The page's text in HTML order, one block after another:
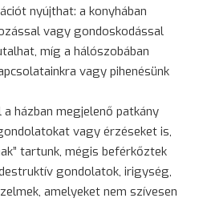
nyújthat: a konyhában
vagy gondoskodással
míg a hálószobában
vagy pihenésünk
házban megjelenő patkány
vagy érzéseket is,
tartunk, mégis beférkőztek
gondolatok, irigység,
amelyeket nem szívesen